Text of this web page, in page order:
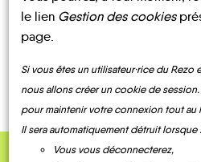
le lien Gestion des cookies
page.
Si vous êtes un utilisateur·rice du
nous allons créer un cookie de
pour maintenir votre connexion tout
Il sera automatiquement détruit lorsque
Vous vous déconnecterez,